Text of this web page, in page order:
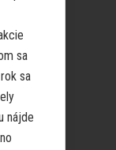
sa
sa
nájde